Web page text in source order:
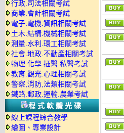
行政.司法相關考試
商業.會計相關考試
電子.電機.資訊相關考試
土木.結構.機械相關考試
測量.水利.環工相關考試
社會.地政.不動產相關考試
物理.化學.插醫.私醫考試
教育.觀光.心理相關考試
警察,消防,法類相關考試
鐵路.郵政.運輸.農業考試
程式軟體光碟
線上課程綜合教學
繪圖、專業設計